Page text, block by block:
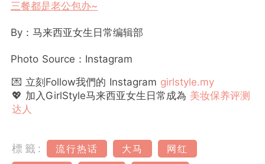
三餐都是老公包办~
By：马来西亚女生日常编辑部
Photo Source：Instagram
💌 立刻Follow我們的 Instagram girlstyle.my
💖 加入GirlStyle马来西亚女生日常成為 美妆保养评测
达人
標籤: 流行热话 大马
网红